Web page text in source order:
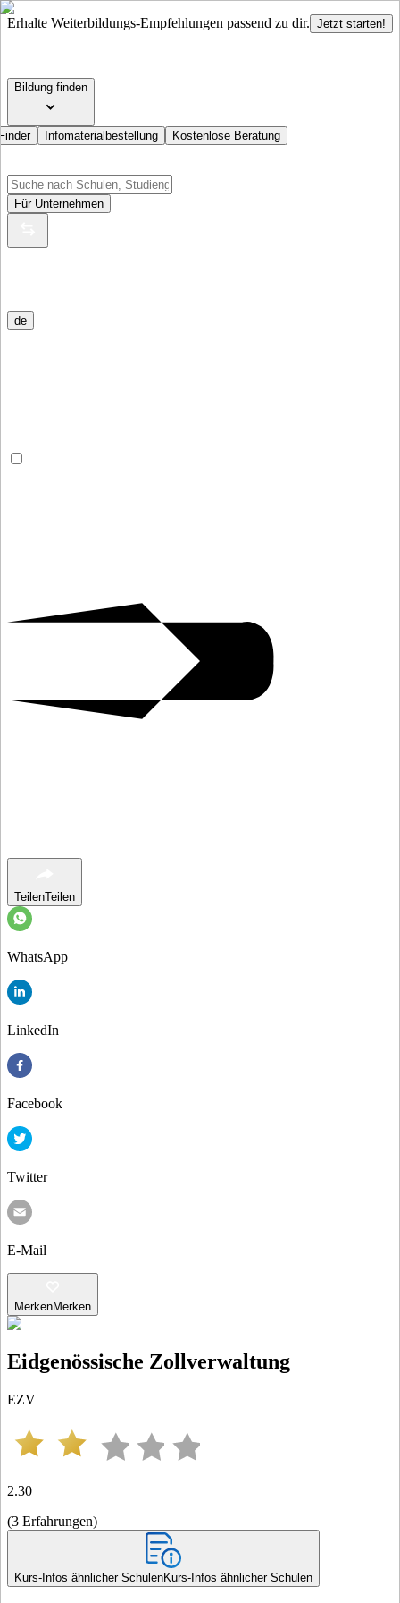
Erhalte Weiterbildungs-Empfehlungen passend zu dir. Jetzt starten!
Bildung finden
Infomaterialbestellung Kostenlose Beratung
Für Unternehmen
de
TeilenTeilen
WhatsApp
LinkedIn
Facebook
Twitter
E-Mail
MerkenMerken
Eidgenössische Zollverwaltung
EZV
2.30
(3 Erfahrungen)
Kurs-Infos ähnlicher SchulenKurs-Infos ähnlicher Schulen